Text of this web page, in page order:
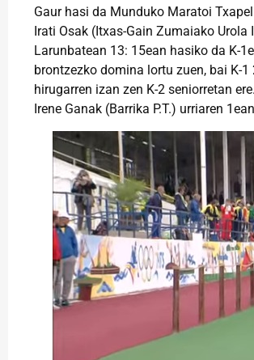
Gaur hasi da Munduko Maratoi
Irati Osak (Itxas-Gain Zumaiako
Larunbatean 13: 15ean hasiko da K-
brontzezko domina lortu zuen, bai K-
hirugarren izan zen K-2 seniorretan ere.
Irene Ganak (Barrika P.T.) urriaren